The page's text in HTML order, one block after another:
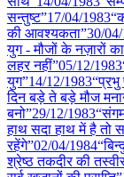
सन्तुष्ट”17/04/1983
की आवश्यकता”30/04/
युग - मौजों के नज़ारों
लहर नहीं”05/12/1983
युग”14/12/1983“प्रभु
दिन बड़े ते बड़े मौज
बनो”29/12/1983
हाथ सदा हाथ में है तो
रहेंगे”02/04/1984
श्रेष्ठ तकदीर की